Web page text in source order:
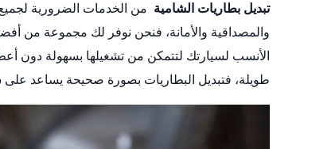
تبديل بطاريات الشامية من الخدمات الضرورية
والمصداقية والأمانة، فنحن نوفر لك مجموعة من
الأنسب لسيارتك لتتمكن من تشغيلها بسهولة دون
طويلة، فتبديل البطاريات بصورة صحيحة يساعد